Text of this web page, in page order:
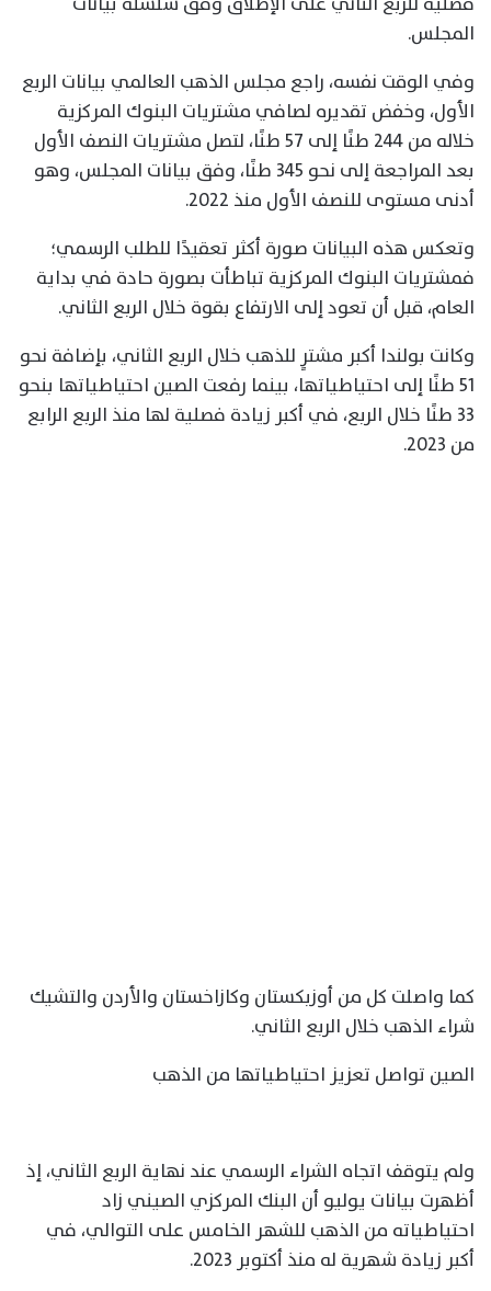
المجلس.
وفي الوقت نفسه، راجع مجلس الذهب العالمي بيانات الربع
الأول، وخفض تقديره لصافي مشتريات البنوك المركزية
خلاله من 244 طنًا إلى 57 طنًا، لتصل مشتريات النصف الأول
بعد المراجعة إلى نحو 345 طنًا، وفق بيانات المجلس، وهو
أدنى مستوى للنصف الأول منذ 2022.
وتعكس هذه البيانات صورة أكثر تعقيدًا للطلب الرسمي؛
فمشتريات البنوك المركزية تباطأت بصورة حادة في بداية
العام، قبل أن تعود إلى الارتفاع بقوة خلال الربع الثاني.
وكانت بولندا أكبر مشترٍ للذهب خلال الربع الثاني، بإضافة نحو
51 طنًا إلى احتياطياتها، بينما رفعت الصين احتياطياتها بنحو
33 طنًا خلال الربع، في أكبر زيادة فصلية لها منذ الربع الرابع
من 2023.
كما واصلت كل من أوزبكستان وكازاخستان والأردن والتشيك
شراء الذهب خلال الربع الثاني.
الصين تواصل تعزيز احتياطياتها من الذهب
ولم يتوقف اتجاه الشراء الرسمي عند نهاية الربع الثاني، إذ
أظهرت بيانات يوليو أن البنك المركزي الصيني زاد
احتياطياته من الذهب للشهر الخامس على التوالي، في
أكبر زيادة شهرية له منذ أكتوبر 2023.